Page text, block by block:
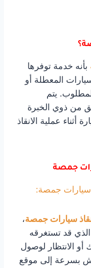
بأنه خدمة توفرها
المعطلة أو
يتم
من ذوي الخبرة
عملية الانقاذ
جمصة
سيارات جمصة:
سيارات جمصة،
قد تستغرقه
الانتظار لوصول
بسرعة إلى موقع